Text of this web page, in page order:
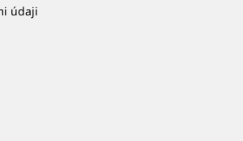
údaji